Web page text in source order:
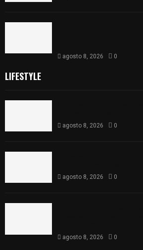
agosto 8, 2026 0
LIFESTYLE
agosto 8, 2026 0
agosto 8, 2026 0
agosto 8, 2026 0